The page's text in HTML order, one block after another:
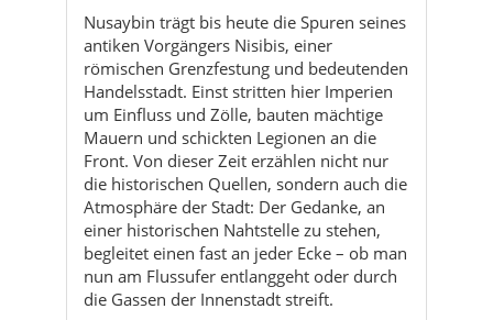
Nusaybin trägt bis heute die Spuren seines
antiken Vorgängers Nisibis, einer
römischen Grenzfestung und bedeutenden
Handelsstadt. Einst stritten hier Imperien
um Einfluss und Zölle, bauten mächtige
Mauern und schickten Legionen an die
Front. Von dieser Zeit erzählen nicht nur
die historischen Quellen, sondern auch die
Atmosphäre der Stadt: Der Gedanke, an
einer historischen Nahtstelle zu stehen,
begleitet einen fast an jeder Ecke – ob man
nun am Flussufer entlanggeht oder durch
die Gassen der Innenstadt streift.